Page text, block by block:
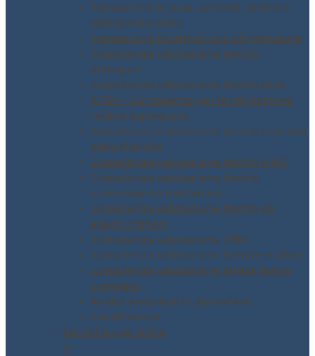
Formazione in aula, azienda, online e
videoconferenza
Formazione incaricati uso attrezzature
Consulenza valutazione rischio
biologico
Consulenza valutazione rischio ROA
ATEX – Consulenza per la valutazione
rischio esplosione
Consulenza valutazione rischio scariche
atmosferiche
Consulenza valutazione rischio MMC
Consulenza valutazione rischio
cancerogeno mutageno
Consulenza valutazione rischio da
agenti chimici
Consulenza valutazione CEM
Consulenza valutazione rumore e vibro
Consulenza valutazione stress lavoro
correlato
Analisi emissioni in atmosfera
Fondimpresa
Servizi D.Lgs. 81/08
▼